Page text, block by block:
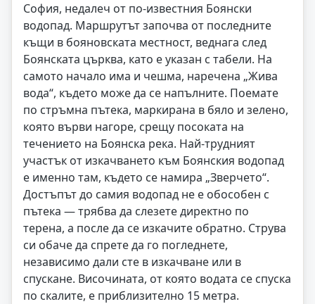
София, недалеч от по-известния Боянски
водопад. Маршрутът започва от последните
къщи в бояновската местност, веднага след
Боянската църква, като е указан с табели. На
самото начало има и чешма, наречена „Жива
вода“, където може да се напълните. Поемате
по стръмна пътека, маркирана в бяло и зелено,
която върви нагоре, срещу посоката на
течението на Боянска река. Най-трудният
участък от изкачването към Боянския водопад
е именно там, където се намира „Зверчето“.
Достъпът до самия водопад не е обособен с
пътека — трябва да слезете директно по
терена, а после да се изкачите обратно. Струва
си обаче да спрете да го погледнете,
независимо дали сте в изкачване или в
спускане. Височината, от която водата се спуска
по скалите, е приблизително 15 метра.